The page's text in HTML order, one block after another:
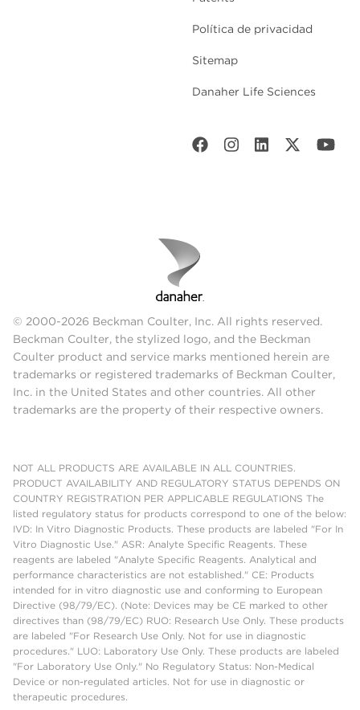
Política de privacidad
Sitemap
Danaher Life Sciences
© 2000-2026 Beckman Coulter, Inc. All rights reserved.
Beckman Coulter, the stylized logo, and the Beckman
Coulter product and service marks mentioned herein are
trademarks or registered trademarks of Beckman Coulter,
Inc. in the United States and other countries. All other
trademarks are the property of their respective owners.
NOT ALL PRODUCTS ARE AVAILABLE IN ALL COUNTRIES.
PRODUCT AVAILABILITY AND REGULATORY STATUS DEPENDS ON
COUNTRY REGISTRATION PER APPLICABLE REGULATIONS The
listed regulatory status for products correspond to one of the below:
IVD: In Vitro Diagnostic Products. These products are labeled "For In
Vitro Diagnostic Use." ASR: Analyte Specific Reagents. These
reagents are labeled "Analyte Specific Reagents. Analytical and
performance characteristics are not established." CE: Products
intended for in vitro diagnostic use and conforming to European
Directive (98/79/EC). (Note: Devices may be CE marked to other
directives than (98/79/EC) RUO: Research Use Only. These products
are labeled "For Research Use Only. Not for use in diagnostic
procedures." LUO: Laboratory Use Only. These products are labeled
"For Laboratory Use Only." No Regulatory Status: Non-Medical
Device or non-regulated articles. Not for use in diagnostic or
therapeutic procedures.